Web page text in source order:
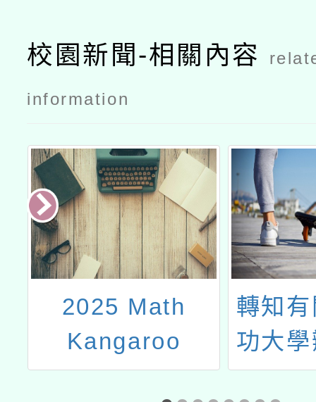
校園新聞-相關內容
information
2025 Math
Kangaroo
Taiwan，袋鼠數
轉知
功大
語文